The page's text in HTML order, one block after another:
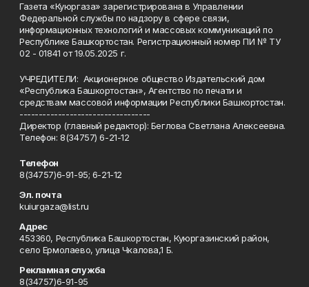
Газета «Куюргаза» зарегистрирована в Управлении
Федеральной службы по надзору в сфере связи,
информационных технологий и массовых коммуникаций по
Республике Башкортостан. Регистрационный номер ПИ № ТУ
02 - 01841 от 19.05.2025 г.
УЧРЕДИТЕЛИ: Акционерное общество Издательский дом
«Республика Башкортостан», Агентство по печати и
средствам массовой информации Республики Башкортостан.
----------------------------------
Директор (главный редактор): Беглова Светлана Алексеевна.
Телефон: 8(34757) 6-21-12
Телефон
8(34757)6-91-95; 6-21-12
Эл. почта
kuiurgaza@list.ru
Адрес
453360, Республика Башкортостан, Куюргазинский район,
село Ермолаево, улица Чкалова,1 Б.
Рекламная служба
8(34757)6-91-95